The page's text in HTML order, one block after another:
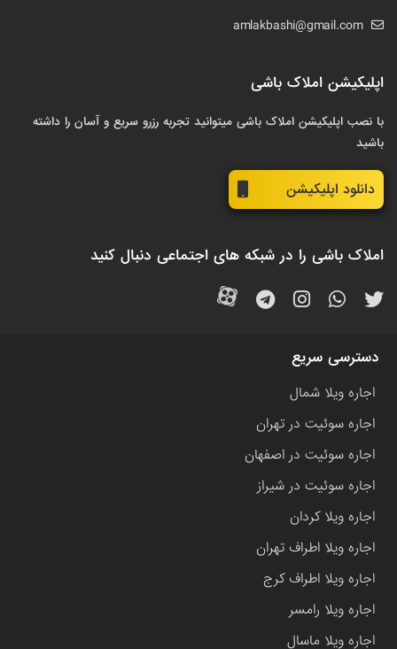
amlakbashi@gmail.com
اپلیکیشن املاک باشی
با نصب اپلیکیشن املاک باشی میتوانید تجربه رزرو سریع و آسان را داشته
باشید
دانلود اپلیکیشن
املاک باشی را در شبکه های اجتماعی دنبال کنید
دسترسی سریع
اجاره ویلا شمال
اجاره سوئیت در تهران
اجاره سوئیت در اصفهان
اجاره سوئیت در شیراز
اجاره ویلا کردان
اجاره ویلا اطراف تهران
اجاره ویلا اطراف کرج
اجاره ویلا رامسر
اجاره ویلا ماسال